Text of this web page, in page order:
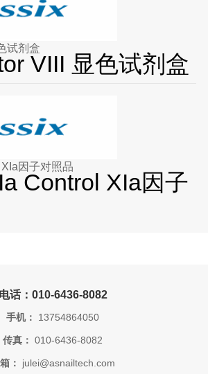
试剂盒
VIII 显色试剂盒
因子对照品
Control XIa因子
电话：010-6436-8082
手机： 13754864050
传真： 010-6436-8082
： julei@asnailtech.com